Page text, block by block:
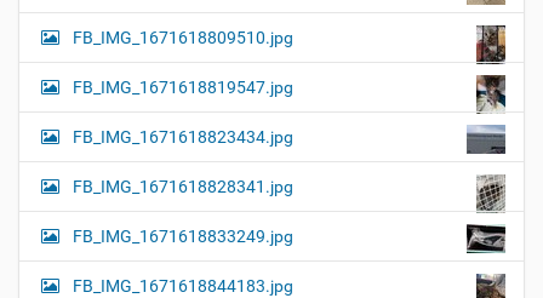
FB_IMG_1671618809510.jpg
FB_IMG_1671618819547.jpg
FB_IMG_1671618823434.jpg
FB_IMG_1671618828341.jpg
FB_IMG_1671618833249.jpg
FB_IMG_1671618844183.jpg